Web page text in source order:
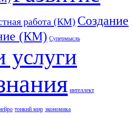
работа (КМ) Создание
(КМ) Супермысль
услуги
интеллект
тонкий мир экономика